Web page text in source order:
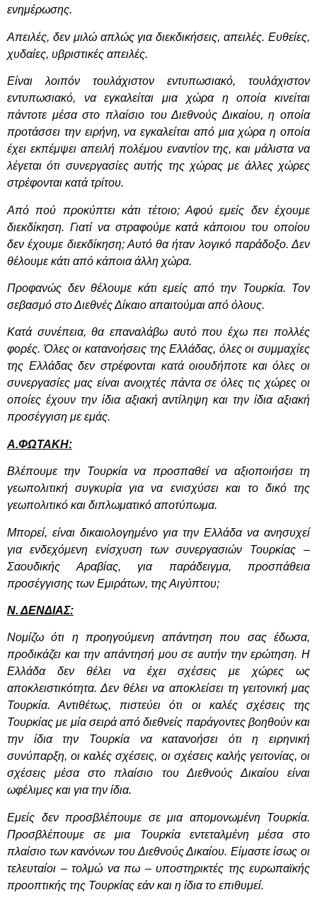
ενημέρωσης.
Απειλές, δεν μιλώ απλώς για διεκδικήσεις, απειλές. Ευθείες,
χυδαίες, υβριστικές απειλές.
Είναι λοιπόν τουλάχιστον εντυπωσιακό, τουλάχιστον
εντυπωσιακό, να εγκαλείται μια χώρα η οποία κινείται
πάντοτε μέσα στο πλαίσιο του Διεθνούς Δικαίου, η οποία
προτάσσει την ειρήνη, να εγκαλείται από μια χώρα η οποία
έχει εκπέμψει απειλή πολέμου εναντίον της,και μάλιστα να
λέγεται ότι συνεργασίες αυτής της χώρας με άλλες χώρες
στρέφονται κατά τρίτου.
Από πού προκύπτει κάτι τέτοιο; Αφού εμείς δεν έχουμε
διεκδίκηση. Γιατί να στραφούμε κατά κάποιου του οποίου
δεν έχουμε διεκδίκηση; Αυτό θα ήταν λογικό παράδοξο. Δεν
θέλουμε κάτι από κάποια άλλη χώρα.
Προφανώς δεν θέλουμε κάτι εμείς από την Τουρκία. Τον
σεβασμό στο Διεθνές Δίκαιο απαιτούμαι από όλους.
Κατά συνέπεια, θα επαναλάβω αυτό που έχω πει πολλές
φορές. Όλες οι κατανοήσεις της Ελλάδας, όλες οι συμμαχίες
της Ελλάδας δεν στρέφονται κατά οιουδήποτε και όλες οι
συνεργασίες μας είναι ανοιχτές πάντα σε όλες τις χώρες οι
οποίες έχουν την ίδια αξιακή αντίληψη και την ίδια αξιακή
προσέγγιση με εμάς.
Α.ΦΩΤΑΚΗ:
Βλέπουμε την Τουρκία να προσπαθεί να αξιοποιήσει τη
γεωπολιτική συγκυρία για να ενισχύσει και το δικό της
γεωπολιτικό και διπλωματικό αποτύπωμα.
Μπορεί, είναι δικαιολογημένο για την Ελλάδα να ανησυχεί
για ενδεχόμενη ενίσχυση των συνεργασιών Τουρκίας –
Σαουδικής Αραβίας, για παράδειγμα, προσπάθεια
προσέγγισης των Εμιράτων, της Αιγύπτου;
Ν. ΔΕΝΔΙΑΣ:
Νομίζω ότι η προηγούμενη απάντηση που σας έδωσα,
προδικάζει και την απάντησή μου σε αυτήν την ερώτηση. Η
Ελλάδα δεν θέλει να έχει σχέσεις με χώρες ως
αποκλειστικότητα. Δεν θέλει να αποκλείσει τη γειτονική μας
Τουρκία. Αντιθέτως, πιστεύει ότι οι καλές σχέσεις της
Τουρκίας με μία σειρά από διεθνείς παράγοντες βοηθούν και
την ίδια την Τουρκία να κατανοήσει ότι η ειρηνική
συνύπαρξη, οι καλές σχέσεις, οι σχέσεις καλής γειτονίας, οι
σχέσεις μέσα στο πλαίσιο του Διεθνούς Δικαίου είναι
ωφέλιμες και για την ίδια.
Εμείς δεν προσβλέπουμε σε μια απομονωμένη Τουρκία.
Προσβλέπουμε σε μια Τουρκία εντεταλμένη μέσα στο
πλαίσιο των κανόνων του Διεθνούς Δικαίου. Είμαστε ίσως οι
τελευταίοι – τολμώ να πω – υποστηρικτές της ευρωπαϊκής
προοπτικής της Τουρκίας εάν και η ίδια το επιθυμεί.